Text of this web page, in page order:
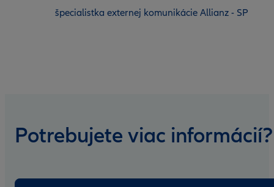
špecialistka externej komunikácie Allianz - SP
Potrebujete viac informácií?